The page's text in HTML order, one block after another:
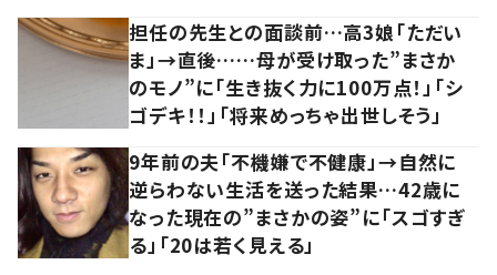
担任の先生との面談前…高3娘「ただい
ま」→直後……母が受け取った”まさか
のモノ”に「生き抜く力に100万点！」「シ
ゴデキ！！」「将来めっちゃ出世しそう」
9年前の夫「不機嫌で不健康」→自然に
逆らわない生活を送った結果…42歳に
なった現在の”まさかの姿”に「スゴすぎ
る」「20は若く見える」